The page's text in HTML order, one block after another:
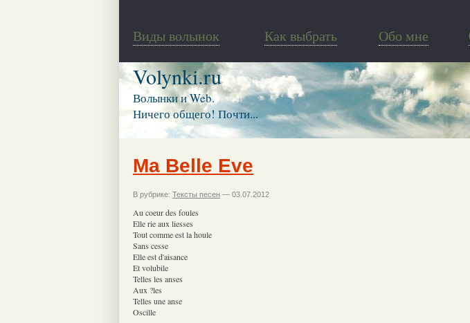
Виды волынок Как выбрать Обо мне
Volynki.ru
Волынки и Web.
Ничего общего! Почти...
Ma Belle Eve
В рубрике: Тексты песен — 03.07.2012
Au coeur des foules
Elle rie aux liesses
Tout comme est la houle
Sans cesse
Elle est d'aisance
Et volubile
Telles les anses
Aux ?les
Telles une anse
Oscille